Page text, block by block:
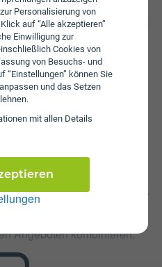
Personalisierung von
auf “Alle akzeptieren”
Einwilligung zur
Cookies von
von Besuchs- und
“Einstellungen” können Sie
und das Setzen
mit allen Details
um wieder mobilen Zugriff
fällt beim Star L eine
von € 69 an. Die jährliche
beträgt € 25.
Zusatzangeboten erweiterbar.
erfahren Sie in
Angeboten kombinieren.